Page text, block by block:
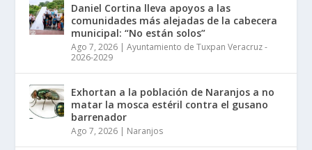
Daniel Cortina lleva apoyos a las
comunidades más alejadas de la cabecera
municipal: “No están solos”
Ago 7, 2026 |Ayuntamiento de Tuxpan Veracruz -
2026-2029
Exhortan a la población de Naranjos a no
matar la mosca estéril contra el gusano
barrenador
Ago 7, 2026 | Naranjos